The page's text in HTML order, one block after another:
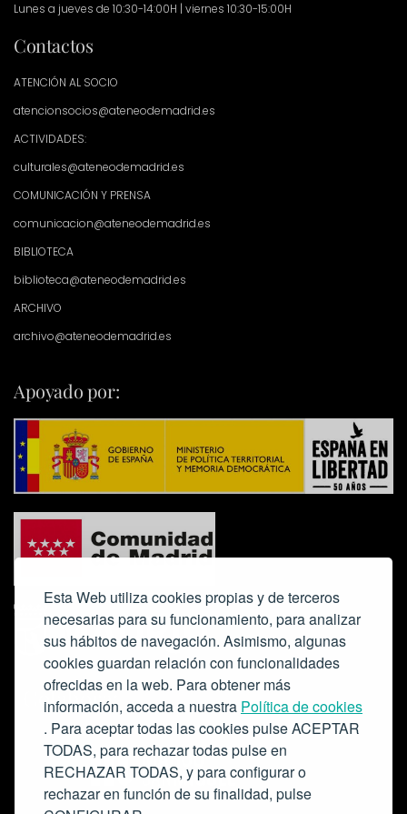
Esta Web utiliza cookies propias y de terceros
necesarias para su funcionamiento, para analizar
sus hábitos de navegación. Asimismo, algunas
cookies guardan relación con funcionalidades
ofrecidas en la web. Para obtener más
información, acceda a nuestra Política de cookies
. Para aceptar todas las cookies pulse ACEPTAR
TODAS, para rechazar todas pulse en
RECHAZAR TODAS, y para configurar o
rechazar en función de su finalidad, pulse
Lunes a jueves de 10:30-14:00H | viernes 10:30-15:00H
Contactos
ATENCIÓN AL SOCIO
atencionsocios@ateneodemadrid.es
ACTIVIDADES:
culturales@ateneodemadrid.es
COMUNICACIÓN Y PRENSA
comunicacion@ateneodemadrid.es
BIBLIOTECA
biblioteca@ateneodemadrid.es
ARCHIVO
archivo@ateneodemadrid.es
Apoyado por:
Colabora: